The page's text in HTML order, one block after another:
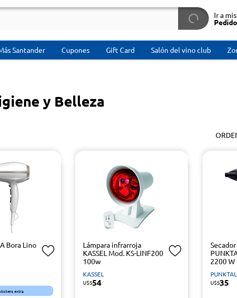
Ir a mis
Santander Cupones Gift Card Salón del vino club
y Belleza
Bora Lino
extra
Lámpara infrarroja
KASSEL Mod. KS-LINF200
100w
KASSEL
U$S54
2200 W
PUNKTAL
U$S35